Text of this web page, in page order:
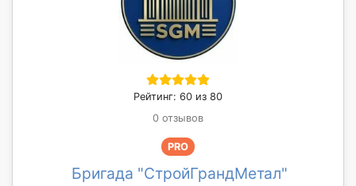
Рейтинг: 60 из 80
0 отзывов
PRO
Бригада "СтройГрандМетал"